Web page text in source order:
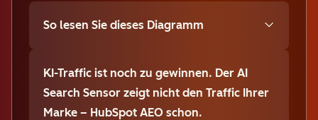
So lesen Sie dieses Diagramm
KI-Traffic ist noch zu gewinnen. Der AI
Search Sensor zeigt nicht den Traffic Ihrer
Marke – HubSpot AEO schon.